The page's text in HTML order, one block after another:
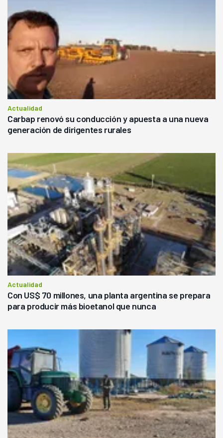
Actualidad
Carbap renovó su conducción y apuesta a una nueva
generación de dirigentes rurales
Actualidad
Con US$ 70 millones, una planta argentina se prepara
para producir más bioetanol que nunca